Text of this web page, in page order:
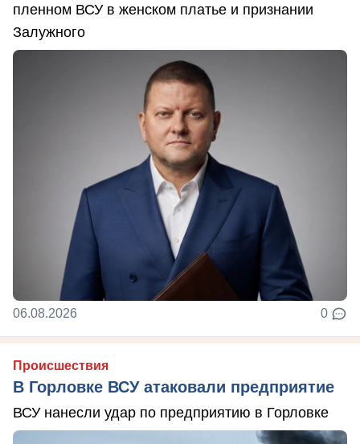
пленном ВСУ в женском платье и признании
Залужного
06.08.2026 0
Происшествия
В Горловке ВСУ атаковали предприятие
ВСУ нанесли удар по предприятию в Горловке